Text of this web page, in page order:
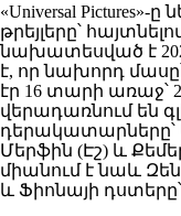
«Universal
թրեյլերը՝
նախատեսված է
է, որ նախորդ մասը՝
էր 16 տարի առաջ՝
վերադառնում են
դերակատարները՝
Մերֆին (Էշ) և
միանում է նաև
և Ֆիոնայի դստերը՝